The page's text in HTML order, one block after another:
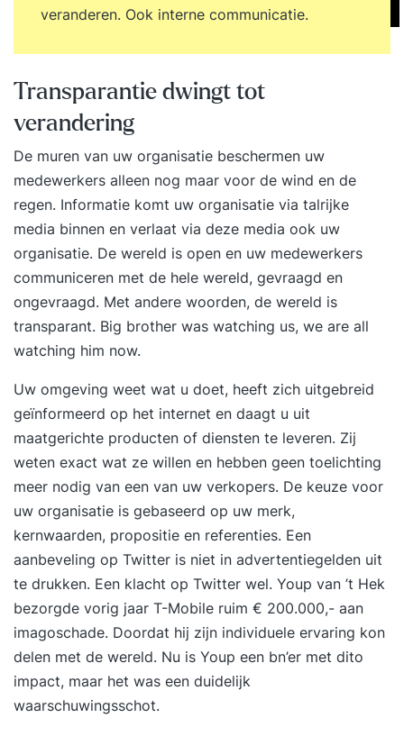
veranderen. Ook interne communicatie.
Transparantie dwingt tot
verandering
De muren van uw organisatie beschermen uw
medewerkers alleen nog maar voor de wind en de
regen. Informatie komt uw organisatie via talrijke
media binnen en verlaat via deze media ook uw
organisatie. De wereld is open en uw medewerkers
communiceren met de hele wereld, gevraagd en
ongevraagd. Met andere woorden, de wereld is
transparant. Big brother was watching us, we are all
watching him now.
Uw omgeving weet wat u doet, heeft zich uitgebreid
geïnformeerd op het internet en daagt u uit
maatgerichte producten of diensten te leveren. Zij
weten exact wat ze willen en hebben geen toelichting
meer nodig van een van uw verkopers. De keuze voor
uw organisatie is gebaseerd op uw merk,
kernwaarden, propositie en referenties. Een
aanbeveling op Twitter is niet in advertentiegelden uit
te drukken. Een klacht op Twitter wel. Youp van ’t Hek
bezorgde vorig jaar T-Mobile ruim € 200.000,- aan
imagoschade. Doordat hij zijn individuele ervaring kon
delen met de wereld. Nu is Youp een bn’er met dito
impact, maar het was een duidelijk
waarschuwingsschot.